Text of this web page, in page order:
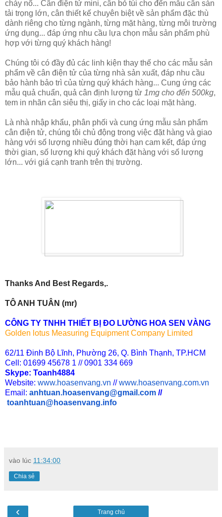
cháy nổ... Cân điện tử mini, cân bỏ túi cho đến mẫu cân sàn
tải trọng lớn, cân thiết kế chuyên biệt về sản phẩm đặc thù
dành riêng cho từng ngành, từng mặt hàng, từng môi trường
ứng dụng... đáp ứng nhu cầu lựa chọn mẫu sản phẩm phù
hợp với từng quý khách hàng!
Chúng tôi có đầy đủ các linh kiện thay thế cho các mẫu sản
phẩm về cân điện tử của từng nhà sản xuất, đáp nhu cầu
bảo hành bảo trì của từng quý khách hàng... Cung ứng các
mẫu quả chuẩn, quả cân định lượng từ 1mg cho đến 500kg,
tem in nhãn cân siêu thị, giấy in cho các loại mặt hàng.
Là nhà nhập khẩu, phân phối và cung ứng mẫu sản phẩm
cân điện tử, chúng tôi chủ động trong việc đặt hàng và giao
hàng với số lượng nhiều đúng thời hạn cam kết, đáp ứng
thời gian, số lượng khi quý khách đặt hàng với số lượng
lớn... với giá cạnh tranh trên thị trường.
Thanks And Best Regards,.
TÔ ANH TUÂN (mr)
CÔNG TY TNHH THIẾT BỊ ĐO LƯỜNG HOA SEN VÀNG
Golden lotus Measuring Equipment Company Limited
62/11 Đinh Bộ Lĩnh, Phường 26, Q. Bình Thạnh, TP.HCM
Cell: 01699 45678 1 // 0901 334 669
Skype: Toanh4884
Website: www.hoasenvang.vn //www.hoasenvang.com.vn
Email: anhtuan.hoasenvang@gmail.com //
toanhtuan@hoasenvang.info
vào lúc 11:34:00
Chia sẻ
‹ Trang chủ